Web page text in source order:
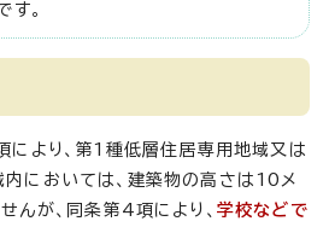
。
より、第1種低層住居専用地域又は
においては、建築物の高さは10メ
んが、同条第4項により、 学校などで